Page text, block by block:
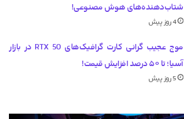
شتاب‌دهنده‌های هوش مصنوعی!
4 روز پیش
موج عجیب گرانی کارت گرافیک‌های RTX 50 در بازار
آسیا؛ تا ۵۰ درصد افزایش قیمت!
5 روز پیش